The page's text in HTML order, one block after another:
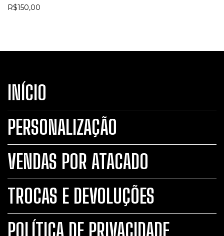
R$150,00
INÍCIO
PERSONALIZAÇÃO
VENDAS POR ATACADO
TROCAS E DEVOLUÇÕES
POLÍTICA DE PRIVACIDADE